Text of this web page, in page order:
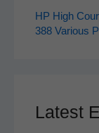
HP High
388 Various
Latest